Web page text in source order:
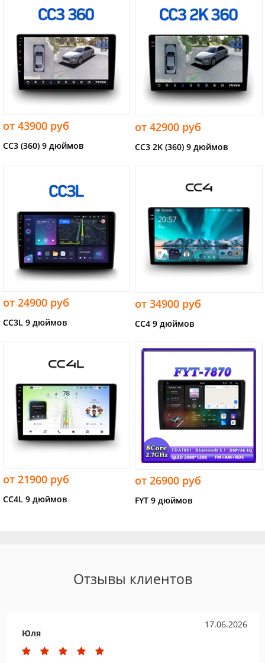
от 43900 руб
CC3 (360) 9 дюймов
от 42900 руб
CC3 2K (360) 9 дюймов
от 24900 руб
CC3L 9 дюймов
от 34900 руб
CC4 9 дюймов
от 21900 руб
CC4L 9 дюймов
от 26900 руб
FYT 9 дюймов
Отзывы клиентов
17.06.2026
Юля